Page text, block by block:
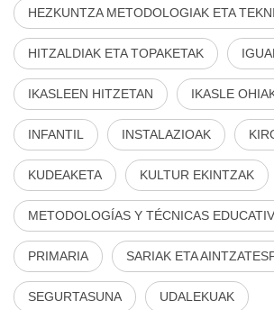
HEZKUNTZA METODOLOGIAK ETA
HITZALDIAK ETA TOPAKETAK
IKASLEEN HITZETAN IKASLE
INFANTIL INSTALAZIOAK
KUDEAKETA KULTUR EKINTZAK
METODOLOGÍAS Y TÉCNICAS
PRIMARIA SARIAK ETA
SEGURTASUNA UDALEKUAK